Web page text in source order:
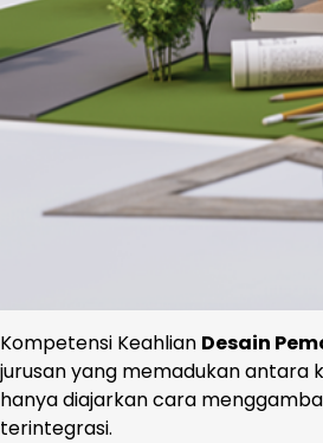
Kompetensi Keahlian Desain
jurusan yang memadukan antara
hanya diajarkan cara
terintegrasi.